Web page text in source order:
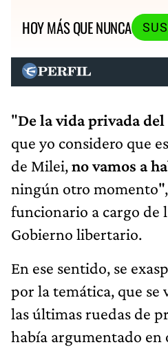
HOY MÁS QUE NUNCA
"De la vida privada
que yo considero que
de Milei,no vamos a
ningún otro
funcionario a cargo de
Gobierno libertario.
En ese sentido, se
por la temática, que se
las últimas ruedas de
había argumentado